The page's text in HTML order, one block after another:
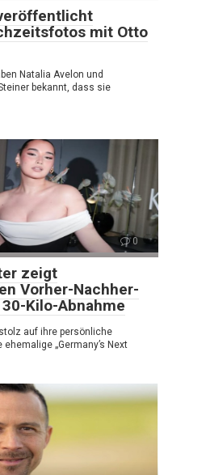
mit Otto
Natalia Avelon und
bekannt, dass sie
0
zeigt
Vorher-Nachher-
Kilo-Abnahme
auf ihre persönliche
„Germany’s Next